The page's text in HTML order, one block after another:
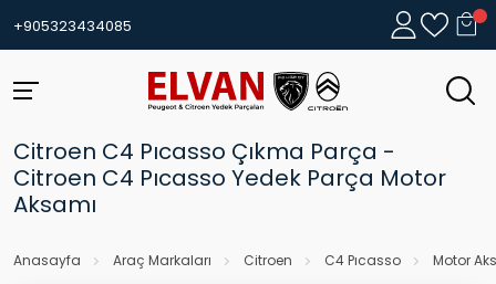
+905323434085
Citroen C4 Pıcasso Çıkma Parça -
Citroen C4 Pıcasso Yedek Parça Motor
Aksamı
Anasayfa Araç Markaları Citroen C4 Pıcasso Motor